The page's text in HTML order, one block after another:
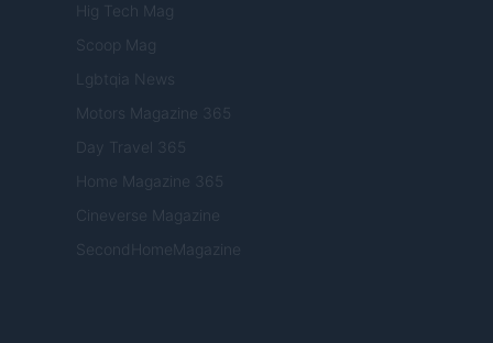
Hig Tech Mag
Scoop Mag
Lgbtqia News
Motors Magazine 365
Day Travel 365
Home Magazine 365
Cineverse Magazine
SecondHomeMagazine